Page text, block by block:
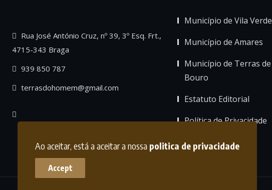
Ao aceitar, está a aceitar a nossa politica de privacidade
Accept
Rua José António Cruz, nº 39, 3º Esq. Frt.,
4715-343 Braga
939 850 787
terrasdohomem@gmail.com
Município de Vila Verde
Município de Amares
Município de Terras de
Bouro
Estatuto Editorial
Política de Privacidade